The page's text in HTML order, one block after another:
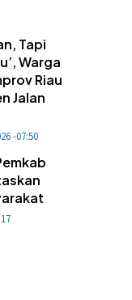
Tapi
Warga
Riau
Jalan
-07:50